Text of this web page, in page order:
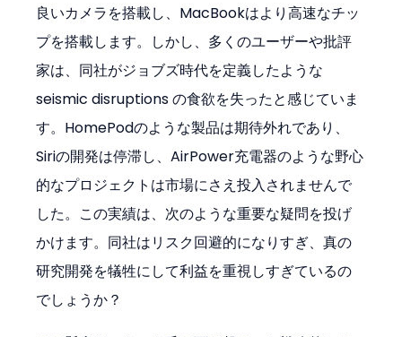
良いカメラを搭載し、MacBookはより高速なチッ
プを搭載します。しかし、多くのユーザーや批評
家は、同社がジョブズ時代を定義したような
seismic disruptions の食欲を失ったと感じていま
す。HomePodのような製品は期待外れであり、
Siriの開発は停滞し、AirPower充電器のような野心
的なプロジェクトは市場にさえ投入されませんで
した。この実績は、次のような重要な疑問を投げ
かけます。同社はリスク回避的になりすぎ、真の
研究開発を犠牲にして利益を重視しすぎているの
でしょうか？